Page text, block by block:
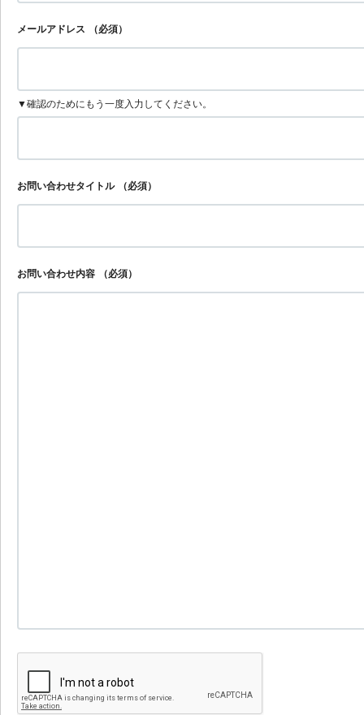
メールアドレス （必須）
▼確認のためにもう一度入力してください。
お問い合わせタイトル （必須）
お問い合わせ内容 （必須）